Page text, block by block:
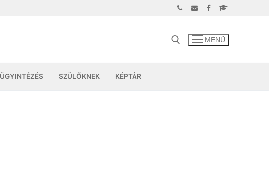
MENÜ
ÜGYINTÉZÉS SZÜLŐKNEK KÉPTÁR